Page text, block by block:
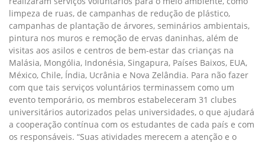
limpeza de ruas, de campanhas de redução de plástico,
campanhas de plantação de árvores, seminários ambientais,
pintura nos muros e remoção de ervas daninhas, além de
visitas aos asilos e centros de bem-estar das crianças na
Malásia, Mongólia, Indonésia, Singapura, Países Baixos, EUA,
México, Chile, Índia, Ucrânia e Nova Zelândia. Para não fazer
com que tais serviços voluntários terminassem como um
evento temporário, os membros estabeleceram 31 clubes
universitários autorizados pelas universidades, o que ajudará
a cooperação contínua com os estudantes de cada país e com
os responsáveis. “Suas atividades merecem a atenção e o